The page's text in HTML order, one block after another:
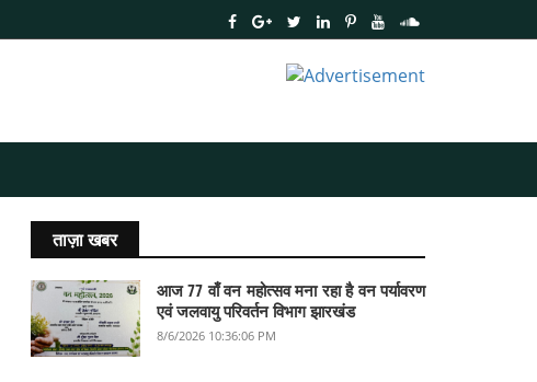
ताज़ा खबर
आज 77 वाँ वन महोत्सव मना रहा है वन पर्यावरण
एवं जलवायु परिवर्तन विभाग झारखंड
8/6/2026 10:36:06 PM